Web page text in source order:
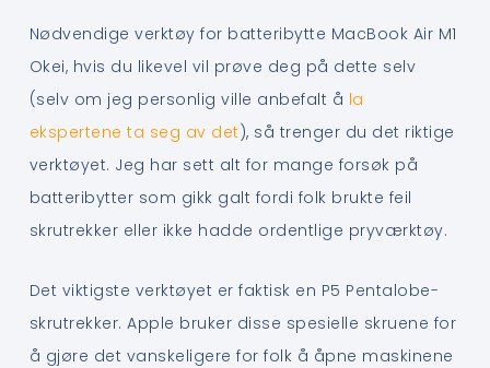
Nødvendige verktøy for batteribytte MacBook Air M1
Okei, hvis du likevel vil prøve deg på dette selv
(selv om jeg personlig ville anbefalt å la
ekspertene ta seg av det), så trenger du det riktige
verktøyet. Jeg har sett alt for mange forsøk på
batteribytter som gikk galt fordi folk brukte feil
skrutrekker eller ikke hadde ordentlige pryværktøy.
Det viktigste verktøyet er faktisk en P5 Pentalobe-
skrutrekker. Apple bruker disse spesielle skruene for
å gjøre det vanskeligere for folk å åpne maskinene